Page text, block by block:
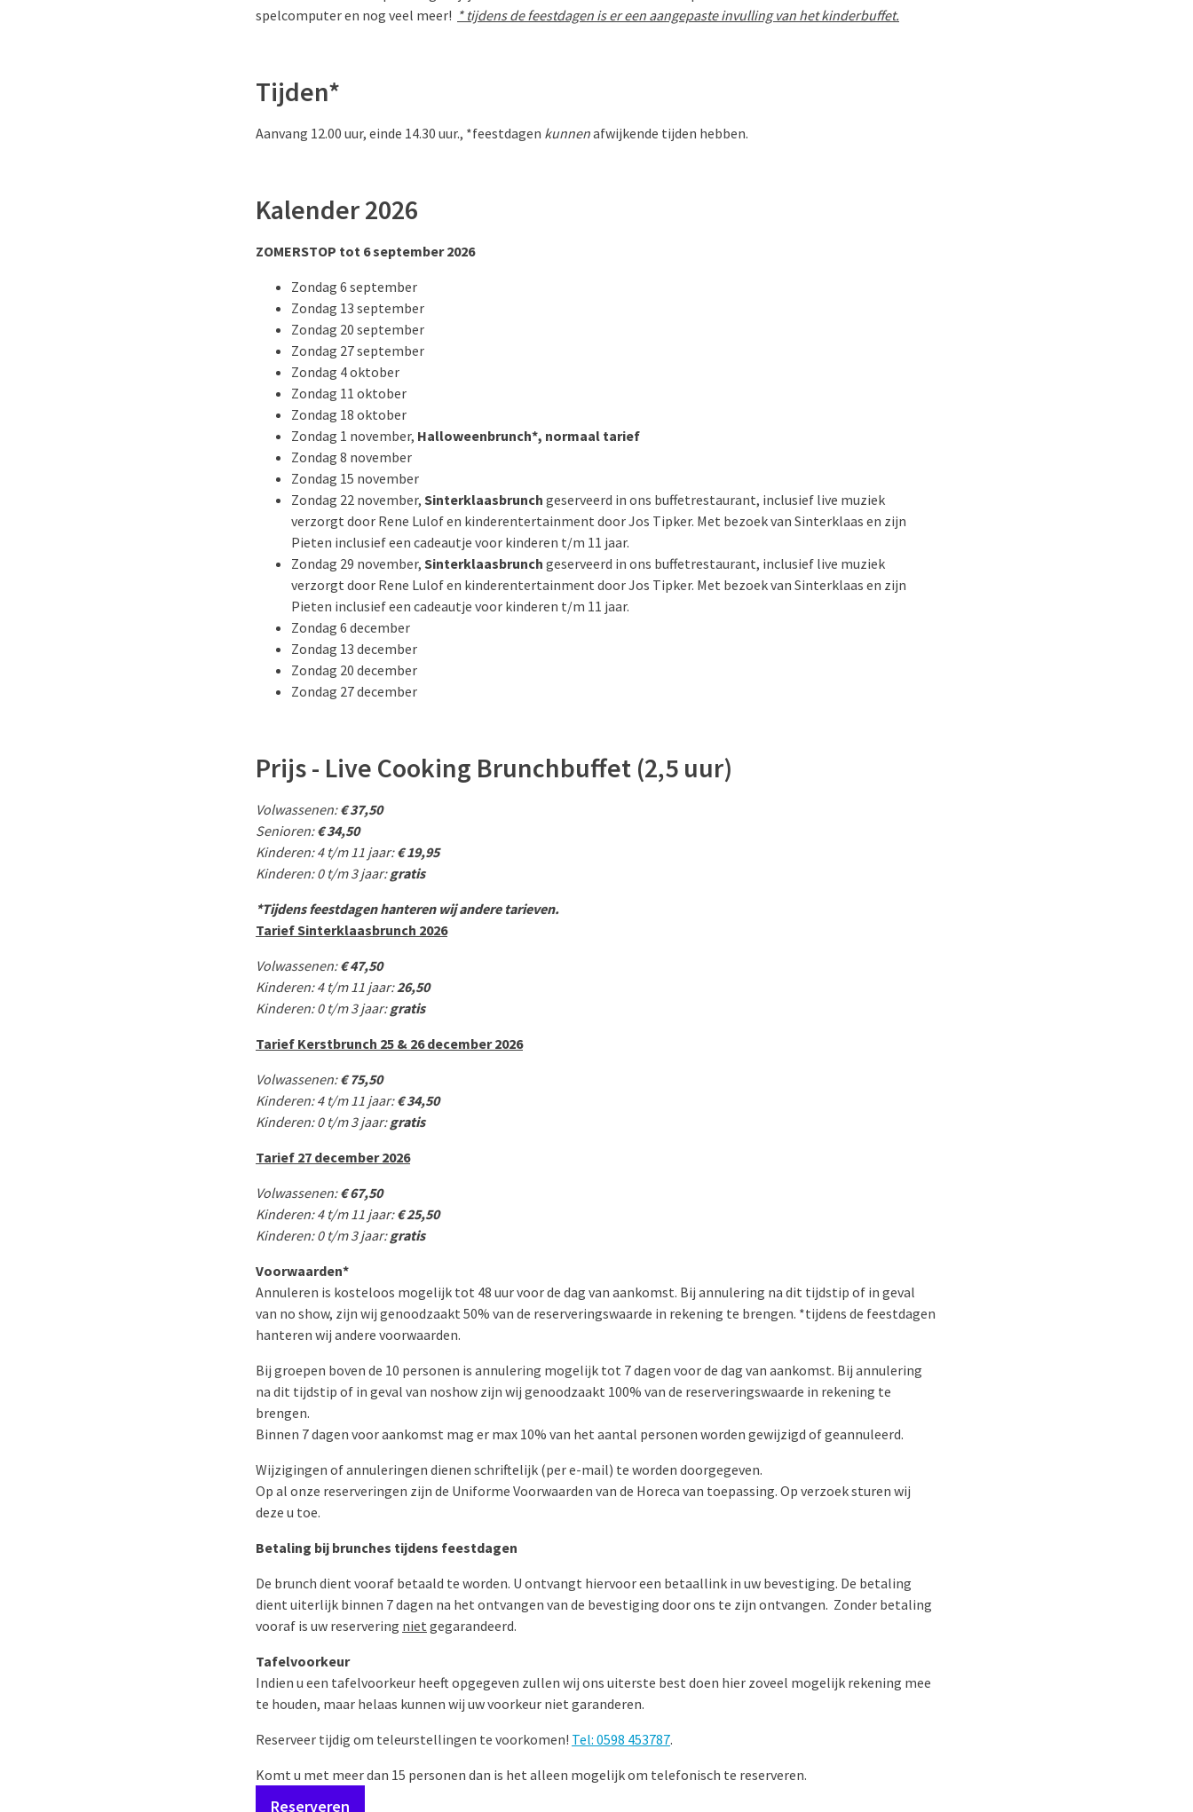
spelcomputer en nog veel meer! * tijdens de feestdagen is er een aangepaste invulling van het kinderbuffet.
Tijden*
Aanvang 12.00 uur, einde 14.30 uur., *feestdagen kunnenafwijkende tijden hebben.
Kalender 2026
ZOMERSTOP tot 6 september 2026
Zondag 6 september
Zondag 13 september
Zondag 20 september
Zondag 27 september
Zondag 4 oktober
Zondag 11 oktober
Zondag 18 oktober
Zondag 1 november, Halloweenbrunch*, normaal tarief
Zondag 8 november
Zondag 15 november
Zondag 22 november, Sinterklaasbrunch geserveerd in ons buffetrestaurant, inclusief live muziek
verzorgt door Rene Lulof en kinderentertainment door Jos Tipker. Met bezoek van Sinterklaas en zijn
Pieten inclusief een cadeautje voor kinderen t/m 11 jaar.
Zondag 29 november, Sinterklaasbrunch geserveerd in ons buffetrestaurant, inclusief live muziek
verzorgt door Rene Lulof en kinderentertainment door Jos Tipker. Met bezoek van Sinterklaas en zijn
Pieten inclusief een cadeautje voor kinderen t/m 11 jaar.
Zondag 6 december
Zondag 13 december
Zondag 20 december
Zondag 27 december
Prijs - Live Cooking Brunchbuffet (2,5 uur)
Volwassenen:€ 37,50
Senioren:€ 34,50
Kinderen: 4 t/m 11 jaar:€ 19,95
Kinderen: 0 t/m 3 jaar:gratis
*Tijdens feestdagen hanteren wij andere tarieven.
Tarief Sinterklaasbrunch 2026
Volwassenen:€ 47,50
Kinderen: 4 t/m 11 jaar:26,50
Kinderen: 0 t/m 3 jaar:gratis
Tarief Kerstbrunch 25 & 26 december 2026
Volwassenen:€ 75,50
Kinderen: 4 t/m 11 jaar:€34,50
Kinderen: 0 t/m 3 jaar:gratis
Tarief 27 december 2026
Volwassenen:€ 67,50
Kinderen: 4 t/m 11 jaar:€25,50
Kinderen: 0 t/m 3 jaar:gratis
Voorwaarden*
Annuleren is kosteloos mogelijk tot 48 uur voor de dag van aankomst. Bij annulering na dit tijdstip of in geval
van no show, zijn wij genoodzaakt 50% van de reserveringswaarde in rekening te brengen. *tijdens de feestdagen
hanteren wij andere voorwaarden.
Bij groepen boven de 10 personen is annulering mogelijk tot 7 dagen voor de dag van aankomst. Bij annulering
na dit tijdstip of in geval van noshow zijn wij genoodzaakt 100% van de reserveringswaarde in rekening te
brengen.
Binnen 7 dagen voor aankomst mag er max 10% van het aantal personen worden gewijzigd of geannuleerd.
Wijzigingen of annuleringen dienen schriftelijk (per e-mail) te worden doorgegeven.
Op al onze reserveringen zijn de Uniforme Voorwaarden van de Horeca van toepassing. Op verzoek sturen wij
deze u toe.
Betaling bij brunches tijdens feestdagen
De brunch dient vooraf betaald te worden. U ontvangt hiervoor een betaallink in uw bevestiging. De betaling
dient uiterlijk binnen 7 dagen na het ontvangen van de bevestiging door ons te zijn ontvangen. Zonder betaling
vooraf is uw reservering niet gegarandeerd.
Tafelvoorkeur
Indien u een tafelvoorkeur heeft opgegeven zullen wij ons uiterste best doen hier zoveel mogelijk rekening mee
te houden, maar helaas kunnen wij uw voorkeur niet garanderen.
Reserveer tijdig om teleurstellingen te voorkomen! Tel: 0598 453787.
Komt u met meer dan 15 personen dan is het alleen mogelijk om telefonisch te reserveren.
Reserveren